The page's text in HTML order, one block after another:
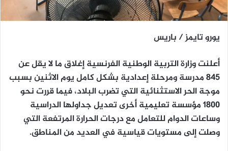
يورو تايمز / باريس
أعلنت وزارة التربية الوطنية الفرنسية إغلاق ما لا يقل عن
845 مدرسة ومرحلة إعدادية بشكل كامل يوم الاثنين بسبب
موجة الحر الاستثنائية التي تضرب البلاد، فيما قررت نحو
1800 مؤسسة تعليمية أخرى تعديل جداولها الدراسية
وساعات الدوام للتعامل مع درجات الحرارة المرتفعة التي
وصلت إلى مستويات قياسية في العديد من المناطق.